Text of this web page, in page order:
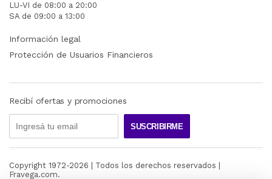
LU-VI de 08:00 a 20:00
SA de 09:00 a 13:00
Información legal
Protección de Usuarios Financieros
Recibí ofertas y promociones
SUSCRIBIRME
Copyright 1972-2026 | Todos los derechos reservados |
Fravega.com.